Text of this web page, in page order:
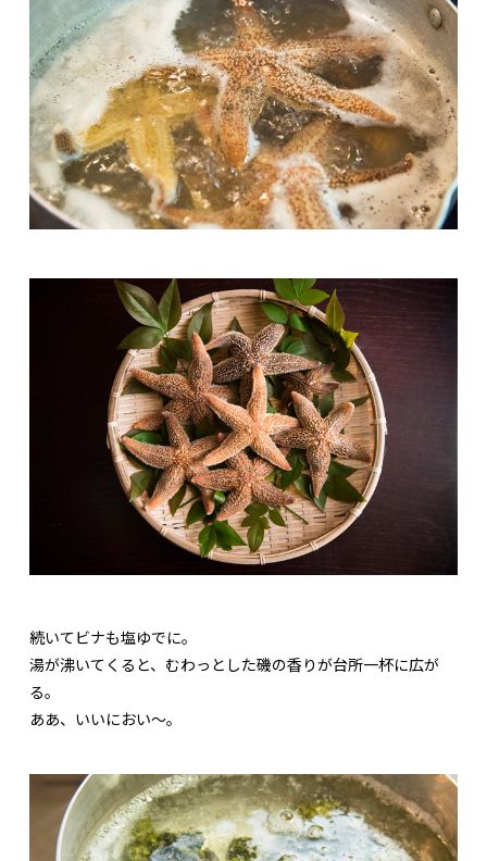
続いてビナも塩ゆでに。
湯が沸いてくると、むわっとした磯の香りが台所一杯に広が
る。
ああ、いいにおい～。